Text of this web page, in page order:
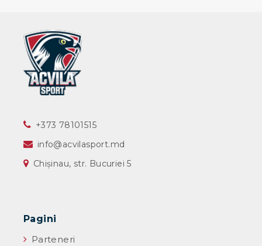
‎+373 78101515
info@acvilasport.md
Chișinau, str. Bucuriei 5
Pagini
Parteneri